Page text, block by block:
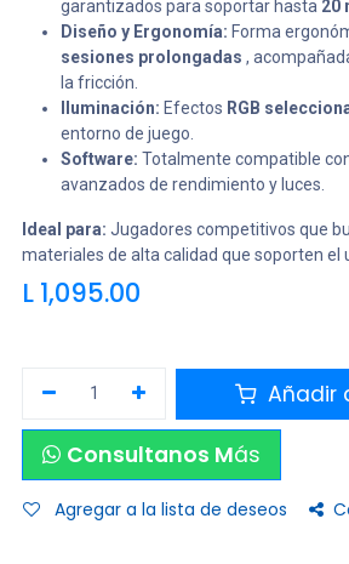
garantizados para soportar hasta 20
Diseño y Ergonomía: Forma
sesiones prolongadas ,
la fricción.
Iluminación: Efectos RGB
entorno de juego.
Software: Totalmente compatible
avanzados de rendimiento y luces.
Ideal para: Jugadores competitivos que
materiales de alta calidad que soporten el
L 1,095.00
Añadir
Consultanos Más
Agregar a la lista de deseos